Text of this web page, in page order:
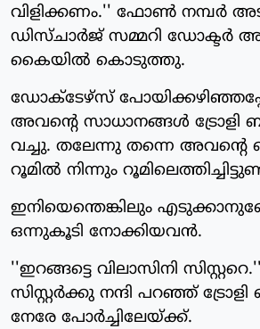
വിളിക്കണം.'' ഫോണ്‍ നമ്പര്‍
ഡിസ്ചാര്‍ജ് സമ്മറി ഡോക്ടര്‍
കൈയില്‍ കൊടുത്തു.
ഡോക്‌ടേഴ്‌സ്
അവന്റെ സാധാനങ്ങള്‍ ട്രോളി
വച്ചു. തലേന്നു തന്നെ അവന്റെ
റൂമില്‍ നിന്നും
ഇനിയെന്തെങ്കിലും
ഒന്നുകൂടി നോക്കിയവന്‍.
''ഇറങ്ങട്ടെ വിലാസിനി
സിസ്റ്റര്‍ക്കു നന്ദി പറഞ്ഞ്
നേരേ പോര്‍ച്ചിലേയ്ക്ക്.